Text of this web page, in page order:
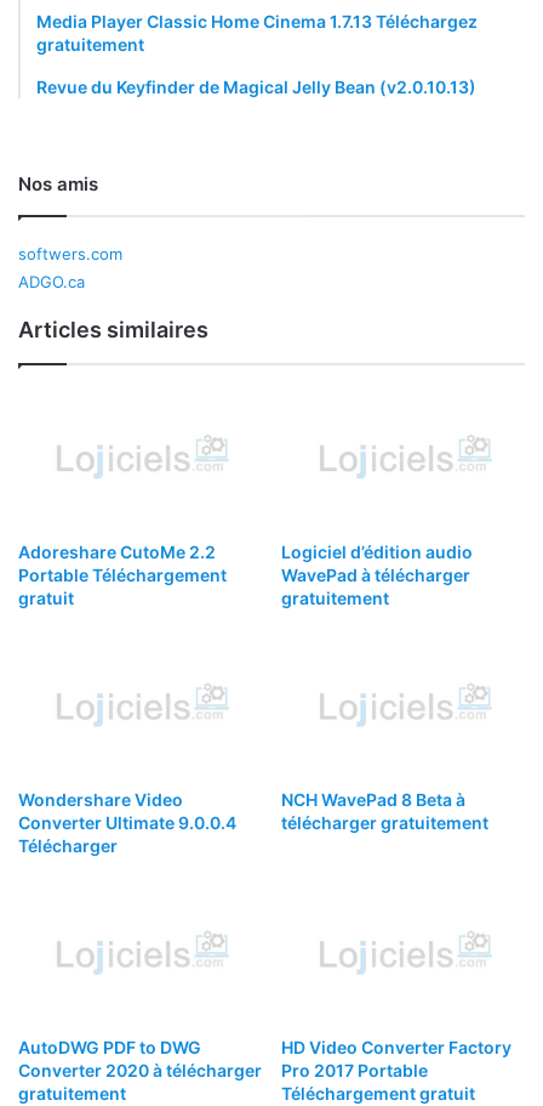
Media Player Classic Home Cinema 1.7.13 Téléchargez
gratuitement
Revue du Keyfinder de Magical Jelly Bean (v2.0.10.13)
Nos amis
softwers.com
ADGO.ca
Articles similaires
Adoreshare CutoMe 2.2
Portable Téléchargement
gratuit
Logiciel d’édition audio
WavePad à télécharger
gratuitement
Wondershare Video
Converter Ultimate 9.0.0.4
Télécharger
NCH WavePad 8 Beta à
télécharger gratuitement
AutoDWG PDF to DWG
Converter 2020 à télécharger
gratuitement
HD Video Converter Factory
Pro 2017 Portable
Téléchargement gratuit